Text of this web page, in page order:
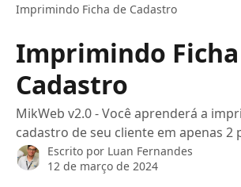
Imprimindo Ficha de Cadastro
Imprimindo
Cadastro
MikWeb v2.0 - Você aprenderá a
cadastro de seu cliente em apenas 2
Escrito por Luan Fernandes
12 de março de 2024